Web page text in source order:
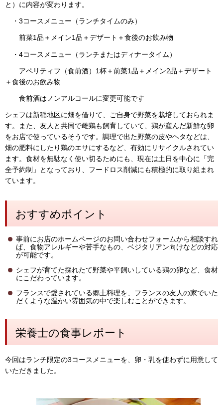
と）に内容が変わります。
・3コースメニュー（ランチタイムのみ）
前菜1品＋メイン1品＋デザート＋食後のお飲み物
・4コースメニュー（ランチまたはディナータイム）
アペリティフ（食前酒）1杯＋前菜1品＋メイン2品＋デザート
＋食後のお飲み物
食前酒はノンアルコールに変更可能です
シェフは新稲地区に畑を借りて、ご自身で野菜を栽培しておられま
す。また、友人と共同で雌鶏も飼育していて、鶏が産んだ新鮮な卵
をお店で使っているそうです。調理で出た野菜の皮やヘタなどは、
畑の肥料にしたり鶏のエサにするなど、有効にリサイクルされてい
ます。食材を無駄なく使い切るためにも、現在は土日を中心に「完
全予約制」となっており、フードロス削減にも積極的に取り組まれ
ています。
おすすめポイント
事前にお店のホームページのお問い合わせフォームから相談すれ
ば、食物アレルギーや苦手なもの、ベジタリアン向けなどの対応
が可能です。
シェフが育てた採れたて野菜や平飼いしている鶏の卵など、食材
にこだわっています。
フランスで愛されている郷土料理を、フランスの友人の家でいた
だくような温かい雰囲気の中で楽しむことができます。
栄養士の食事レポート
今回はランチ限定の3コースメニューを、卵・乳を使わずに用意して
いただきました。